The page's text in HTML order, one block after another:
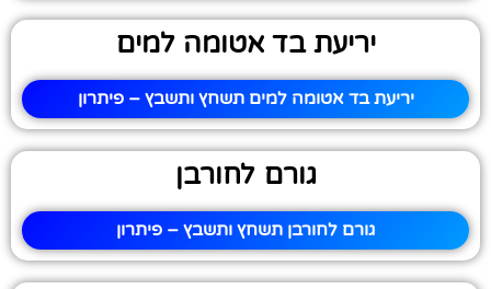
יריעת בד אטומה למים
יריעת בד אטומה למים תשחץ ותשבץ – פיתרון
גורם לחורבן
גורם לחורבן תשחץ ותשבץ – פיתרון